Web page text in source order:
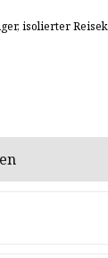
isolierter